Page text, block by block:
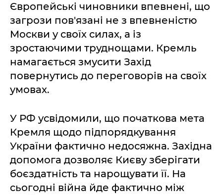
Європейські чиновники впевнені, що
загрози пов'язані не з впевненістю
Москви у своїх силах, а із
зростаючими труднощами. Кремль
намагається змусити Захід
повернутись до переговорів на своїх
умовах.
У РФ усвідомили, що початкова мета
Кремля щодо підпорядкування
України фактично недосяжна. Західна
допомога дозволяє Києву зберігати
боєздатність та нарощувати її. На
сьогодні війна йде фактично між